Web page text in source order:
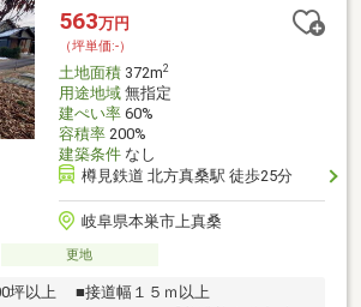
563万円
（坪単価:-）
土地面積372m2
用途地域無指定
建ぺい率60%
容積率200%
建築条件なし
樽見鉄道 北方真桑駅 徒歩25分
岐阜県本巣市上真桑
更地
坪以上 ■接道幅１５ｍ以上